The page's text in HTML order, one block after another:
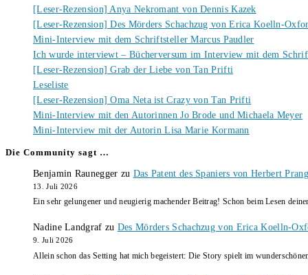
[Leser-Rezension] Anya Nekromant von Dennis Kazek
[Leser-Rezension] Des Mörders Schachzug von Erica Koelln-
Mini-Interview mit dem Schriftsteller Marcus Paudler
Ich wurde interviewt – Bücherversum im Interview mit dem
[Leser-Rezension] Grab der Liebe von Tan Prifti
Leseliste
[Leser-Rezension] Oma Neta ist Crazy von Tan Prifti
Mini-Interview mit den Autorinnen Jo Brode und Michaela Meyer
Mini-Interview mit der Autorin Lisa Marie Kormann
Die Community sagt …
Benjamin Raunegger zu Das Patent des Spaniers von Herbert
13. Juli 2026
Ein sehr gelungener und neugierig machender Beitrag! Schon beim Lesen
Nadine Landgraf zu Des Mörders Schachzug von Erica Koelln-
9. Juli 2026
Allein schon das Setting hat mich begeistert: Die Story spielt im